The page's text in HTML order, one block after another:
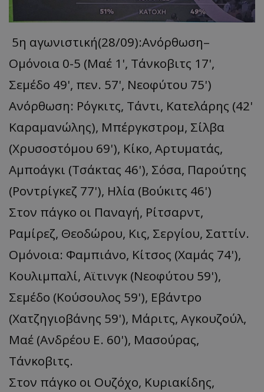
5η αγωνιστική(28/09):Ανόρθωση–
Ομόνοια 0-5 (Mαέ 1', Τάνκοβιτς 17',
Σεμέδο 49', πεν. 57', Νεοφύτου 75')
Ανόρθωση: Ρόγκιτς, Τάντι, Κατελάρης (42'
Καραμανώλης), Μπέργκστρομ, Σίλβα
(Χρυσοστόμου 69'), Κίκο, Αρτυματάς,
Αμποάγκι (Τσάκτας 46'), Σόσα, Παρούτης
(Ροντρίγκεζ 77'), Ηλία (Βούκιτς 46')
Στον πάγκο οι Παναγή, Ρίτσαρντ,
Ραμίρεζ, Θεοδώρου, Κις, Σεργίου, Σαττίν.
Ομόνοια: Φαμπιάνο, Κίτσος (Χαμάς 74'),
Κουλιμπαλί, Αϊτινγκ (Νεοφύτου 59'),
Σεμέδο (Κούσουλος 59'), Εβάντρο
(Χατζηγιοβάνης 59'), Μάριτς, Αγκουζούλ,
Μαέ (Ανδρέου Ε. 60'), Μασούρας,
Τάνκοβιτς.
Στον πάγκο οι Ουζόχο, Κυριακίδης,